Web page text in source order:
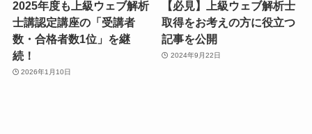
2025年度も上級ウェブ解析
士講認定講座の「受講者
数・合格者数1位」を継
続！
2026年1月10日
【必見】上級ウェブ解析士
取得をお考えの方に役立つ
記事を公開
2024年9月22日